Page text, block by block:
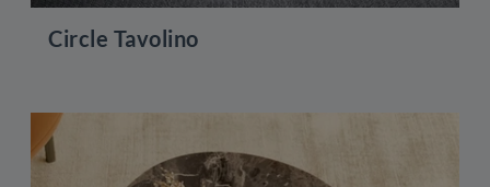
Circle Tavolino